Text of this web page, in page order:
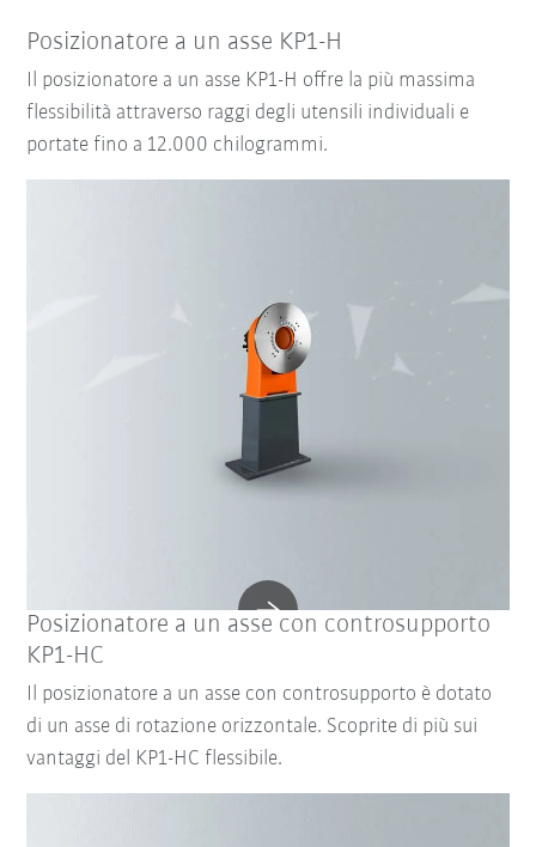
Posizionatore a un asse KP1-H
Il posizionatore a un asse KP1-H offre la più massima
flessibilità attraverso raggi degli utensili individuali e
portate fino a 12.000 chilogrammi.
Posizionatore a un asse con controsupporto
KP1-HC
Il posizionatore a un asse con controsupporto è dotato
di un asse di rotazione orizzontale. Scoprite di più sui
vantaggi del KP1-HC flessibile.